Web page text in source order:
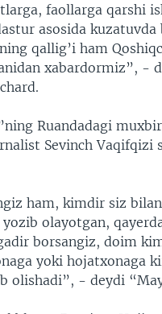
faollarga qarshi
asosida
qallig’i ham
xabardormiz”, -
Ruandadagi
Sevinch Vaqifqizi
ham, kimdir siz
olayotgan,
borsangiz, doim
yoki hojatxonaga
olishadi”, - deydi